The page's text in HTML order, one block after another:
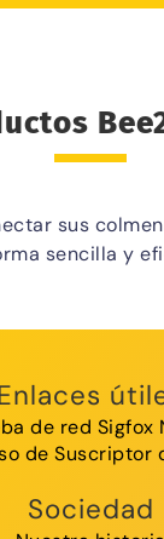
sus
sencilla y
de red Sigfox
de Suscriptor
Sociedad